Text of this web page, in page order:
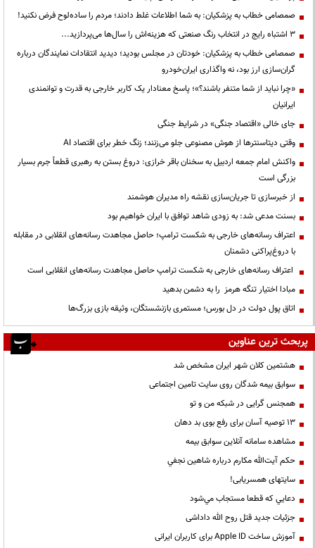
صمصامی خطاب به پزشکیان: به شما اطلاعات غلط دادند؛ مردم را ساده‌لوح فرض نکنید!
3 اشتباه رایج در انتخاب رنگ صنعتی که هزینه‌اش را سال‌ها می‌پردازید...
صمصامی خطاب به پزشکیان: خودتان در مجلس بودید؛ دیدید انتقادات نمایندگان درباره
گران‌سازی ارز بود، نه واگذاری ایران‌خودرو
«چرا نباید از شما متنفر باشند؟»؛ پاسخ معنادار یک کاربر خارجی به قدرت و توانمندی
ایرانیان
جای خالی «اقتصاد جنگی» در شرایط جنگی
وقتی دیتاسنترها از هوش مصنوعی جلو می‌زنند؛ زنگ خطر برای اقتصاد AI
واکنش امام جمعه اردبیل به سخنان باقر خرازی: دروغ بستن به رهبری قطعاً جرم بسیار
بزرگی است
از خبرسازی تا جریان‌سازی نقشه راه مدیران هوشمند
بسنت مدعی شد: به زودی شاهد توافق با ایران خواهیم بود
اعتراف رسانه‌های خارجی به شکست ترامپ؛ حاصل مجاهدت رسانه‌های انقلابی در مقابله
با دروغ‌پراکنی دشمنان
اعتراف رسانه‌های خارجی به شکست ترامپ حاصل مجاهدت رسانه‌های انقلابی است
مبادا اختیار تنگه هرمز را به دشمن بدهید
اتاق پول دولت در دل بورس؛ مستمری بازنشستگان، وثیقه بازی بزرگ‌ها
پربحث ترین عناوین
هشتمین کلان شهر ایران مشخص شد
سوابق بیمه شدگان روی سایت تامین اجتماعی
همجنس گرایی در شبکه من و تو
13 توصیه آسان برای رفع بوی بد دهان
مشاهده سامانه آنلاين سوابق بیمه
حكم آيت‌الله مكارم درباره شاهين نجفي
سایتهای همسریابی!
دعايي كه قطعا مستجاب مي‌شود
جزئیات جدید قتل روح الله داداشی
آموزش ساخت Apple ID برای کاربران ایرانی